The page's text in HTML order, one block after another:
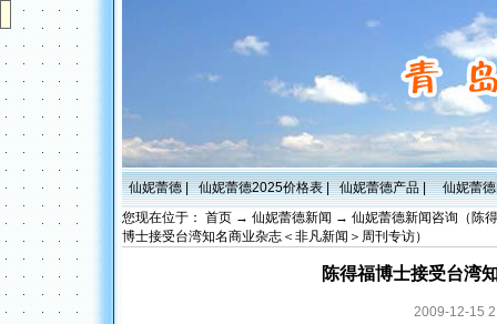
仙妮蕾德|仙妮蕾德2025价格表|仙妮蕾德产品|仙妮蕾德
您现在位于： 首页 → 仙妮蕾德新闻 → 仙妮蕾德新闻咨询（陈
博士接受台湾知名商业杂志＜非凡新闻＞周刊专访）
陈得福博士接受台湾
2009-12-15